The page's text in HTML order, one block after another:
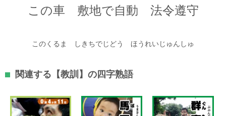
この車 敷地で自動 法令遵守
このくるま しきちでじどう ほうれいじゅんしゅ
関連する【教訓】の四字熟語